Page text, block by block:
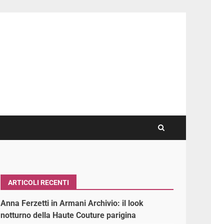
ARTICOLI RECENTI
Anna Ferzetti in Armani Archivio: il look
notturno della Haute Couture parigina